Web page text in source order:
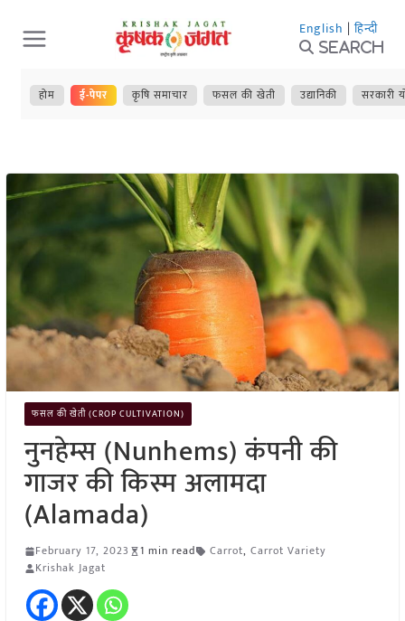
Skip
to
content
English | हिन्दी
Search
होम ई-पेपर कृषि समाचार फसल की खेती उद्यानिकी सरकारी
फसल की खेती (CROP CULTIVATION)
नुनहेम्स (Nunhems) कंपनी की
गाजर की किस्म अलामदा
(Alamada)
February 17, 2023 1 min read Carrot, Carrot Variety
Krishak Jagat